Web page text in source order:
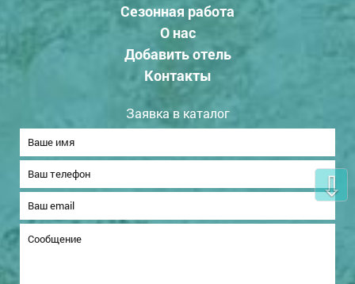
Сезонная работа
О нас
Добавить отель
Контакты
Заявка в каталог
⇩